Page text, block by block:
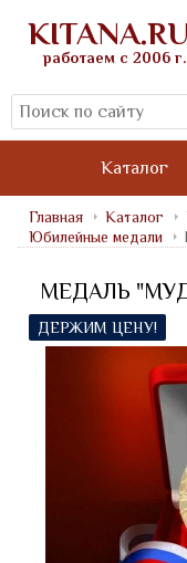
KITANA.RU
работаем с 2006 г.
Каталог
Главная Каталог
Юбилейные медали
МЕДАЛЬ
ДЕРЖИМ ЦЕНУ!